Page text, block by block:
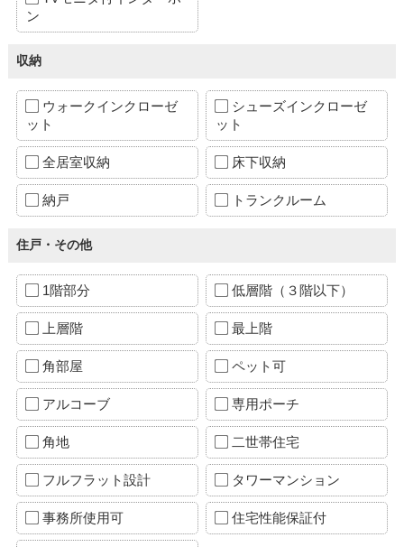
ン
収納
ウォークインクローゼ
ット
シューズインクローゼ
ット
全居室収納 床下収納
納戸 トランクルーム
住戸・その他
1階部分 低層階（３階以下）
上層階 最上階
角部屋 ペット可
アルコーブ 専用ポーチ
角地 二世帯住宅
フルフラット設計 タワーマンション
事務所使用可 住宅性能保証付